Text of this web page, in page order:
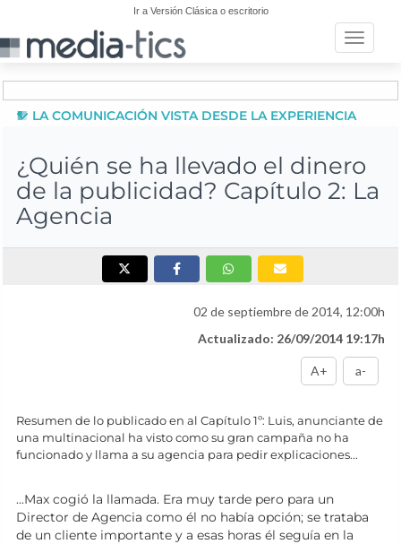
Ir a Versión Clásica o escritorio
Toggle
LA COMUNICACIÓN VISTA DESDE LA EXPERIENCIA
¿Quién se ha llevado el dinero
de la publicidad? Capítulo 2: La
Agencia
02 de septiembre de 2014, 12:00h
Actualizado: 26/09/2014 19:17h
A+ a-
Resumen de lo publicado en al Capítulo 1º: Luis, anunciante de
una multinacional ha visto como su gran campaña no ha
funcionado y llama a su agencia para pedir explicaciones...
...Max cogió la llamada. Era muy tarde pero para un
Director de Agencia como él no había opción; se trataba
de un cliente importante y a esas horas él seguía en la